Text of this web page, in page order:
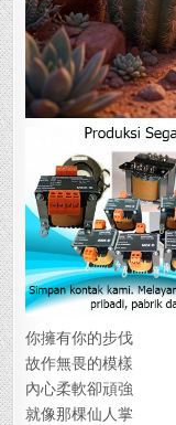
你擁有你的步伐
故作無畏的模樣
內心柔軟卻頑強
就像那棵仙人掌